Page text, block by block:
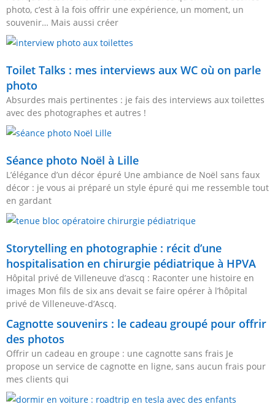
photo, c’est à la fois offrir une expérience, un moment, un
souvenir… Mais aussi créer
Toilet Talks : mes interviews aux WC où on parle
photo
Absurdes mais pertinentes : je fais des interviews aux toilettes
avec des photographes et autres !
Séance photo Noël à Lille
L’élégance d’un décor épuré Une ambiance de Noël sans faux
décor : je vous ai préparé un style épuré qui me ressemble tout
en gardant
Storytelling en photographie : récit d’une
hospitalisation en chirurgie pédiatrique à HPVA
Hôpital privé de Villeneuve d’ascq : Raconter une histoire en
images Mon fils de six ans devait se faire opérer à l’hôpital
privé de Villeneuve-d’Ascq.
Cagnotte souvenirs : le cadeau groupé pour offrir
des photos
Offrir un cadeau en groupe : une cagnotte sans frais Je
propose un service de cagnotte en ligne, sans aucun frais pour
mes clients qui